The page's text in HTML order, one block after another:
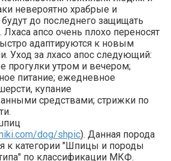
невероятно храбрые и
до последнего защищать
Лхаса апсо очень плохо переносят
адаптируются к новым
Уход за лхасо апос следующий:
прогулки утром и вечером;
питание; ежедневное
купание
средствами; стрижки по
dog/shpic). Данная порода
к категории "Шпицы и породы
по классификации МКФ.